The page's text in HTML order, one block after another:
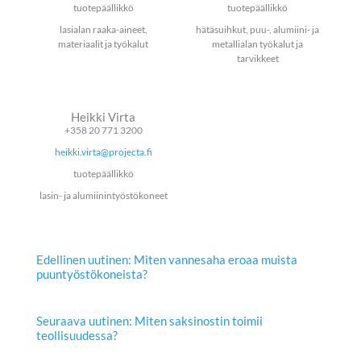
tuotepäällikkö
lasialan raaka-aineet,
materiaalit ja työkalut
tuotepäällikkö
hätäsuihkut, puu-, alumiini- ja
metallialan työkalut ja
tarvikkeet
Heikki Virta
+358 20 771 3200
heikki.virta@projecta.fi
tuotepäällikkö
lasin- ja alumiinintyöstökoneet
Edellinen uutinen: Miten vannesaha eroaa muista
puuntyöstökoneista?
Seuraava uutinen: Miten saksinostin toimii
teollisuudessa?